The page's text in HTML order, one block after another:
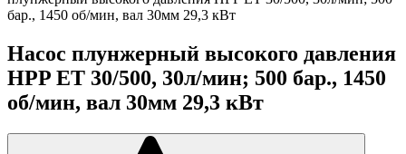
бар., 1450 об/мин, вал 30мм 29,3 кВт
Насос плунжерный высокого давления
HPP ET 30/500, 30л/мин; 500 бар., 1450
об/мин, вал 30мм 29,3 кВт